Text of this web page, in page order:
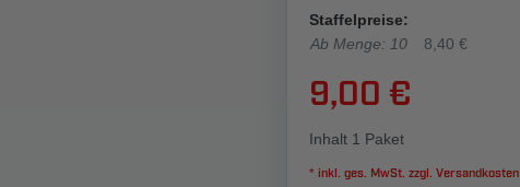
Staffelpreise:
Ab Menge: 10
8,40 €
9,00 €
Inhalt 1 Paket
* inkl. ges. MwSt. zzgl. Versandkosten